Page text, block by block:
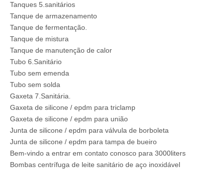
Tanques 5.sanitários
Tanque de armazenamento
Tanque de fermentação.
Tanque de mistura
Tanque de manutenção de calor
Tubo 6.Sanitário
Tubo sem emenda
Tubo sem solda
Gaxeta 7.Sanitária.
Gaxeta de silicone / epdm para triclamp
Gaxeta de silicone / epdm para união
Junta de silicone / epdm para válvula de borboleta
Junta de silicone / epdm para tampa de bueiro
Bem-vindo a entrar em contato conosco para 3000liters
Bombas centrífuga de leite sanitário de aço inoxidável